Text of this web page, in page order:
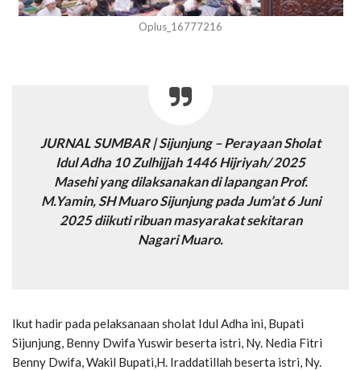
Oplus_16777216
JURNAL SUMBAR | Sijunjung – Perayaan Sholat
Idul Adha 10 Zulhijjah 1446 Hijriyah/ 2025
Masehi yang dilaksanakan di lapangan Prof.
M.Yamin, SH Muaro Sijunjung pada Jum’at 6 Juni
2025 diikuti ribuan masyarakat sekitaran
Nagari Muaro.
Ikut hadir pada pelaksanaan sholat Idul Adha ini, Bupati
Sijunjung, Benny Dwifa Yuswir beserta istri, Ny. Nedia Fitri
Benny Dwifa, Wakil Bupati,H. Iraddatillah beserta istri, Ny.